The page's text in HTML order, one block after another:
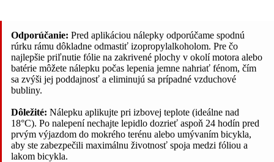
Odporúčanie: Pred aplikáciou nálepky odporúčame spodnú
rúrku rámu dôkladne odmastiť izopropylalkoholom. Pre čo
najlepšie priľnutie fólie na zakrivené plochy v okolí motora alebo
batérie môžete nálepku počas lepenia jemne nahriať fénom, čím
sa zvýši jej poddajnosť a eliminujú sa prípadné vzduchové
bubliny.
Dôležité: Nálepku aplikujte pri izbovej teplote (ideálne nad
18°C). Po nalepení nechajte lepidlo dozrieť aspoň 24 hodín pred
prvým výjazdom do mokrého terénu alebo umývaním bicykla,
aby ste zabezpečili maximálnu životnosť spoja medzi fóliou a
lakom bicykla.